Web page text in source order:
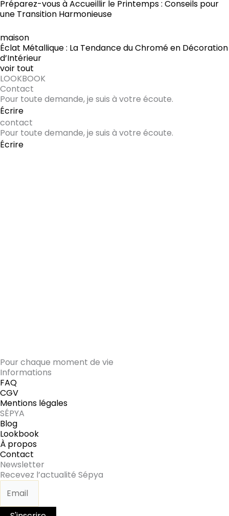
Préparez-vous à Accueillir le Printemps : Conseils pour
une Transition Harmonieuse
maison
Éclat Métallique : La Tendance du Chromé en Décoration
d’Intérieur
voir tout
LOOKBOOK
Contact
Pour toute demande, je suis à votre écoute.
Écrire
contact
Pour toute demande, je suis à votre écoute.
Écrire
Pour chaque moment de vie
Informations
FAQ
CGV
Mentions légales
SÉPYA
Blog
Lookbook
À propos
Contact
Newsletter
Recevez l’actualité Sépya